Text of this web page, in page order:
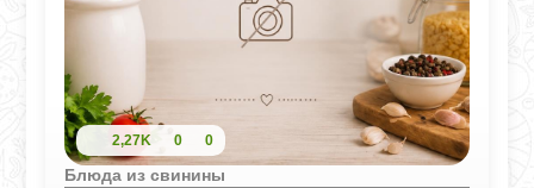
2,27K 0 0
Блюда из свинины